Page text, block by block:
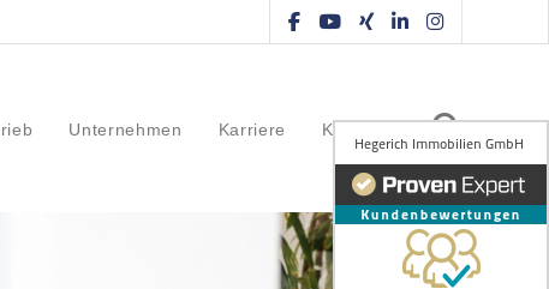
Unternehmen Karriere Kontakt